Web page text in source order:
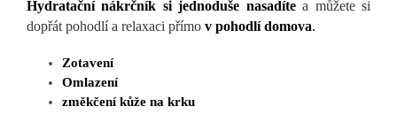
Hydratační nákrčník si jednoduše nasadítea můžete si
dopřát pohodlí a relaxaci přímo v pohodlí domova.
Zotavení
Omlazení
změkčení kůže na krku